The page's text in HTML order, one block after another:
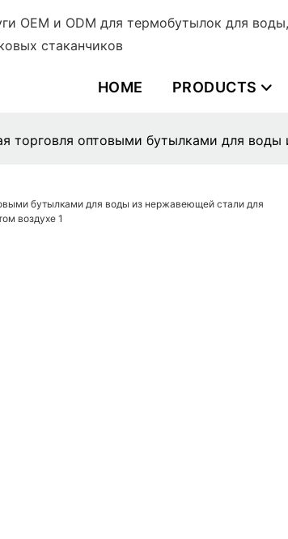
OEM и ODM для термобутылок для
стаканчиков
HOME PRODUCTS
торговля оптовыми бутылками для